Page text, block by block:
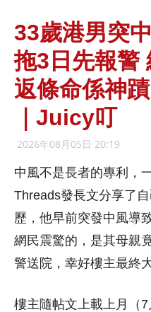
33歲港男突
拖3日先報警
返條命係神
｜Juicy叮
2026年08月05日 20:19
中風不是長者的專利，
Threads發長文分享了
歷，他早前突發中風導
網民震驚的，是其母親
警送院，幸好樓主最終
樓主隨帖文上載上月（